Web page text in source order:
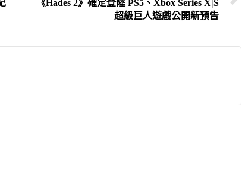
《Hades 2》確定登陸 PS5、Xbox Series X|S
超級巨人遊戲公開新預告